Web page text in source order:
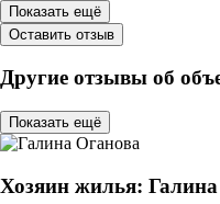
Показать ещё
Оставить отзыв
Другие отзывы об
Показать ещё
Хозяин жилья: